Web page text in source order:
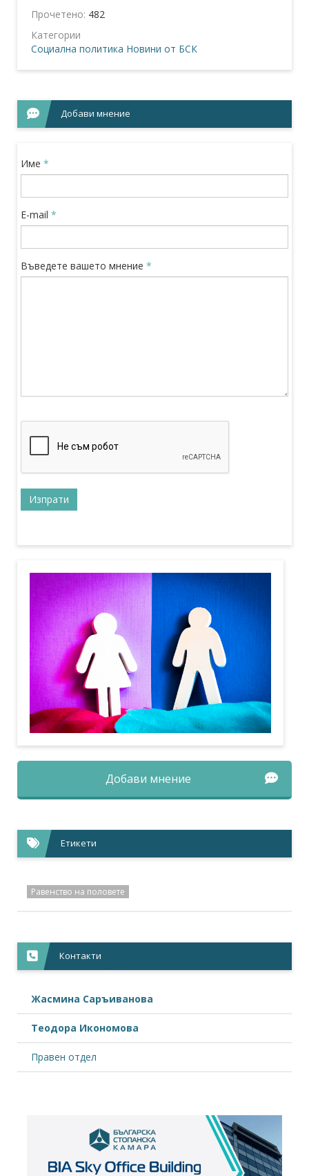
Прочетено: 482
Категории
Социална политика Новини от БСК
Добави мнение
Име *
E-mail *
Въведете вашето мнение *
Добави мнение
Етикети
Равенство на половете
Контакти
Жасмина Саръиванова
Теодора Икономова
Правен отдел